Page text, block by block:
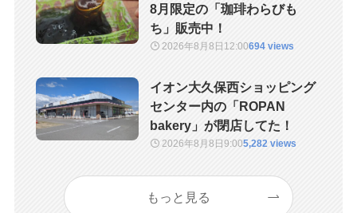
8月限定の「珈琲わらびも
ち」販売中！
2026年8月8日 12:00694 views
イオン大久保西ショッピング
センター内の「ROPAN
bakery」が閉店してた！
2026年8月8日 9:005,282 views
もっと見る